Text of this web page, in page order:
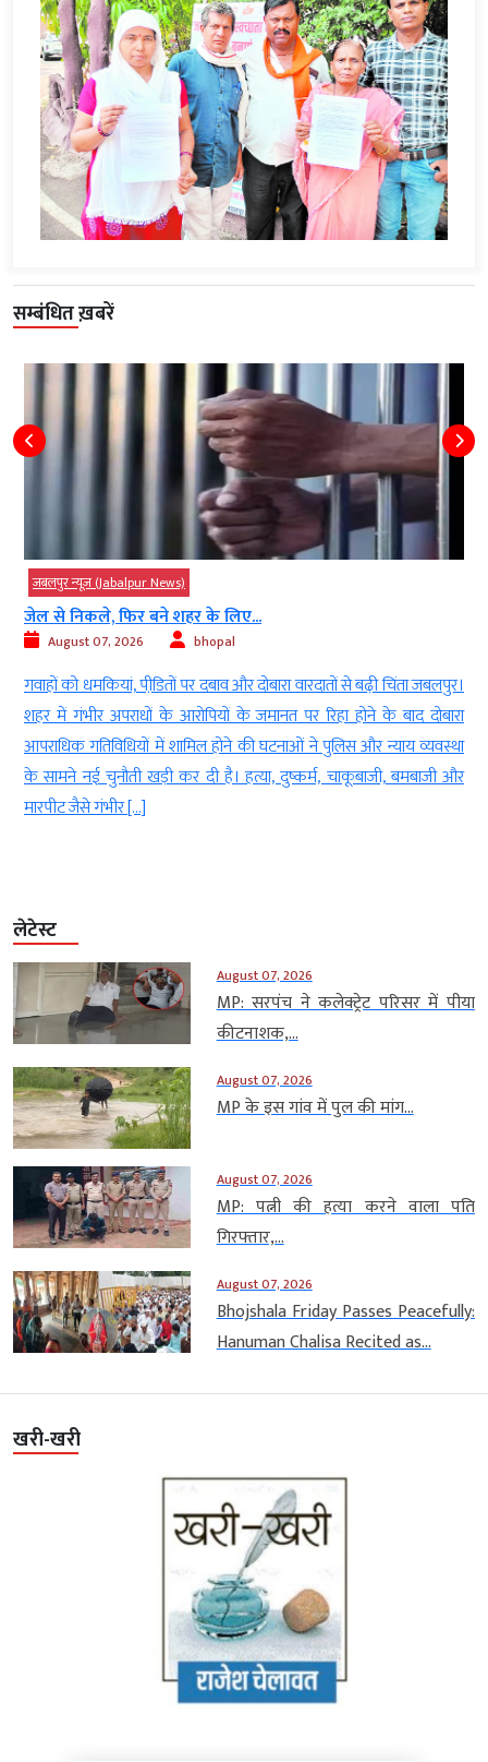
सम्बंधित ख़बरें
जबलपुर न्यूज़ (Jabalpur News)
जेल से निकले, फिर बने शहर के लिए...
August 07, 2026 bhopal
गवाहों को धमकियां, पीडि़तों पर दबाव और दोबारा वारदातों से बढ़ी चिंता जबलपुर।
शहर में गंभीर अपराधों के आरोपियों के जमानत पर रिहा होने के बाद दोबारा
आपराधिक गतिविधियों में शामिल होने की घटनाओं ने पुलिस और न्याय व्यवस्था
के सामने नई चुनौती खड़ी कर दी है। हत्या, दुष्कर्म, चाकूबाजी, बमबाजी और
मारपीट जैसे गंभीर […]
लेटेस्ट
August 07, 2026
MP: सरपंच ने कलेक्ट्रेट परिसर में पीया
कीटनाशक,...
August 07, 2026
MP के इस गांव में पुल की मांग...
August 07, 2026
MP: पत्नी की हत्या करने वाला पति
गिरफ्तार,...
August 07, 2026
Bhojshala Friday Passes Peacefully:
Hanuman Chalisa Recited as...
खरी-खरी